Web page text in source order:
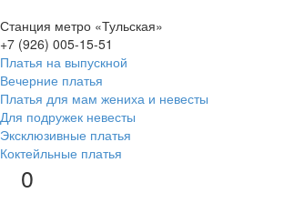
Станция метро «Тульская»
+7 (926) 005-15-51
Платья на выпускной
Вечерние платья
Платья для мам жениха и невесты
Для подружек невесты
Эксклюзивные платья
Коктейльные платья
0